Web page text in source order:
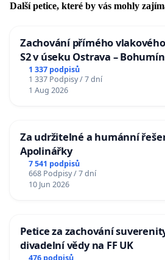
Další petice, které by vás mohly
Zachování přímého
S2 v úseku Ostrava –
u Jablunkova
1 337 podpisů
1 337 Podpisy / 7 dní
1 Aug 2026
Za udržitelné a humánní
Apolinářky
7 541 podpisů
668 Podpisy / 7 dní
10 Jun 2026
Petice za zachování
divadelní vědy na FF UK
476 podpisů